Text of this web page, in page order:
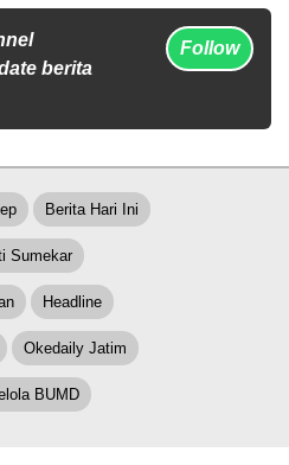
berita
Follow
Berita Hari Ini
Sumekar
Headline
Okedaily Jatim
BUMD